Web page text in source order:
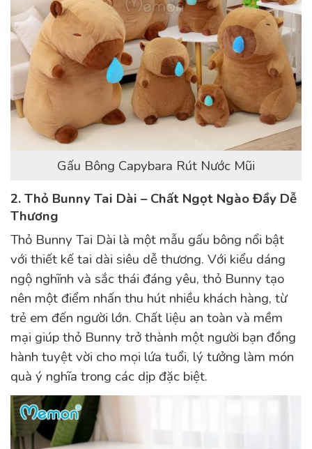
Gấu Bông Capybara Rút Nước Mũi
2. Thỏ Bunny Tai Dài – Chất Ngọt Ngào Đầy Dễ
Thương
Thỏ Bunny Tai Dài là một mẫu gấu bông nổi bật
với thiết kế tai dài siêu dễ thương. Với kiểu dáng
ngộ nghĩnh và sắc thái đáng yêu, thỏ Bunny tạo
nên một điểm nhấn thu hút nhiều khách hàng, từ
trẻ em đến người lớn. Chất liệu an toàn và mềm
mại giúp thỏ Bunny trở thành một người bạn đồng
hành tuyệt vời cho mọi lứa tuổi, lý tưởng làm món
quà ý nghĩa trong các dịp đặc biệt.